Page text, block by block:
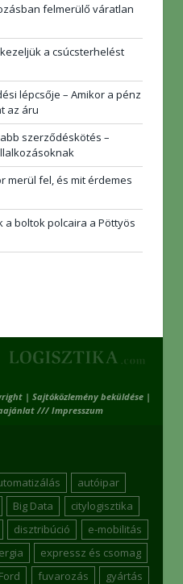
felmerülő váratlan
a csúcsterhelést
lépcsője – Amikor a pénz
az áru
szerződéskötés –
merül fel, és mit érdemes
a boltok polcaira a Pöttyös
| Sajtóközlemény beküldése |
/// Impresszum
autóipar
Big Data
citylogisztika
disztribúció
e-mobilitás
expressz és csomag
Ford fuvarozás
gyártás